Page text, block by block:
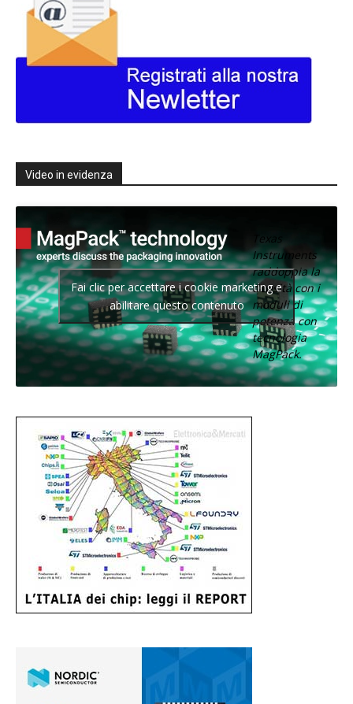
Video in evidenza
Texas
Instruments
raddoppia la
densità con i
moduli di
potenza con
tecnologia
MagPack.
Fai clic per accettare i cookie marketing e
abilitare questo contenuto